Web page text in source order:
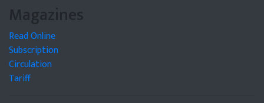
Magazines
Read Online
Subscription
Circulation
Tariff